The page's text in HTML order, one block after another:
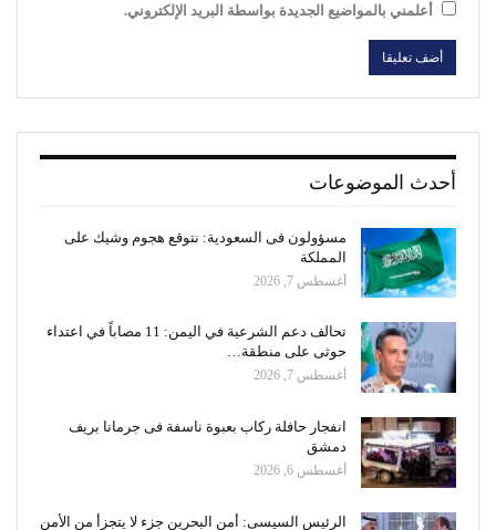
أعلمني بالمواضيع الجديدة بواسطة البريد الإلكتروني.
أحدث الموضوعات
مسؤولون فى السعودية: نتوقع هجوم وشيك على
المملكة
أغسطس 7, 2026
تحالف دعم الشرعية في اليمن: 11 مصاباً في اعتداء
حوثى على منطقة…
أغسطس 7, 2026
انفجار حافلة ركاب بعبوة ناسفة فى جرمانا بريف
دمشق
أغسطس 6, 2026
الرئيس السيسى: أمن البحرين جزء لا يتجزأ من الأمن